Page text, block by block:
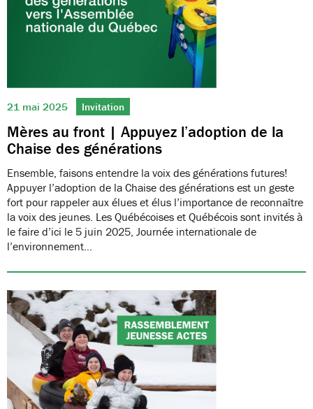
21 mai 2025 Invitation
Mères au front | Appuyez l’adoption de la
Chaise des générations
Ensemble, faisons entendre la voix des générations futures!
Appuyer l’adoption de la Chaise des générations est un geste
fort pour rappeler aux élues et élus l’importance de reconnaître
la voix des jeunes. Les Québécoises et Québécois sont invités à
le faire d’ici le 5 juin 2025, Journée internationale de
l’environnement…